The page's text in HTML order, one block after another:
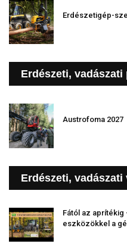
Erdészetigép-
Erdészeti,
Austrofoma 2027
Erdészeti, vadászati
Fától az
eszközökkel a